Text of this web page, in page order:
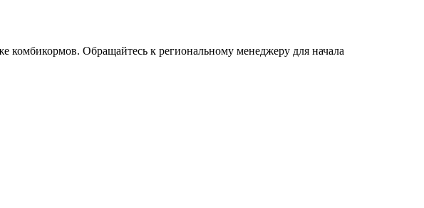
Обращайтесь к региональному менеджеру для начала